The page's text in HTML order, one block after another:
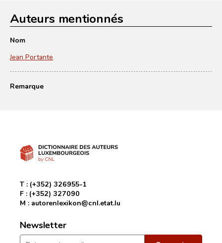
Auteurs mentionnés
Nom
Jean Portante
Remarque
T : (+352) 326955-1
F : (+352) 327090
M : autorenlexikon@cnl.etat.lu
Newsletter